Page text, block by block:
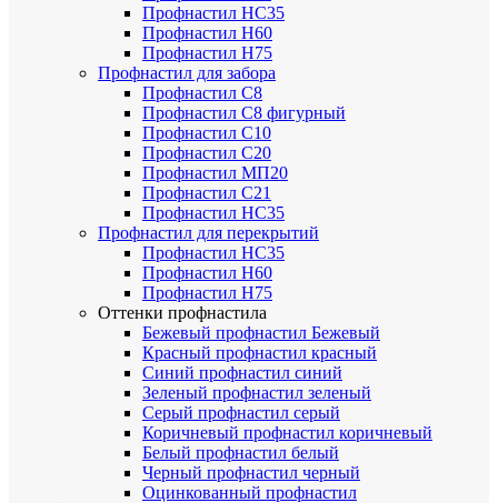
Профнастил НС35
Профнастил Н60
Профнастил Н75
Профнастил для забора
Профнастил С8
Профнастил С8 фигурный
Профнастил С10
Профнастил С20
Профнастил МП20
Профнастил С21
Профнастил НС35
Профнастил для перекрытий
Профнастил НС35
Профнастил Н60
Профнастил Н75
Оттенки профнастила
Бежевый профнастил Бежевый
Красный профнастил красный
Синий профнастил синий
Зеленый профнастил зеленый
Серый профнастил серый
Коричневый профнастил коричневый
Белый профнастил белый
Черный профнастил черный
Оцинкованный профнастил